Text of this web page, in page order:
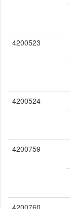
4200523
4200524
4200759
4200760